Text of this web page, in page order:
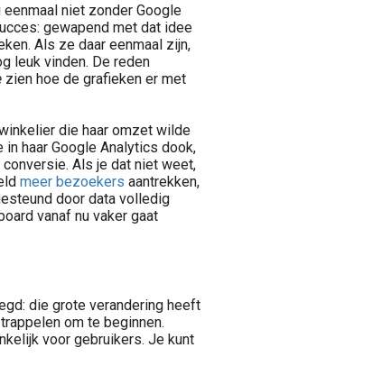
niet zonder Google
gewapend met dat idee
Als ze daar eenmaal zijn,
leuk vinden. De reden
zien hoe de grafieken er met
die haar omzet wilde
haar Google Analytics dook,
Als je dat niet weet,
meer bezoekers aantrekken,
door data volledig
vanaf nu vaker gaat
die grote verandering heeft
om te beginnen.
voor gebruikers. Je kunt